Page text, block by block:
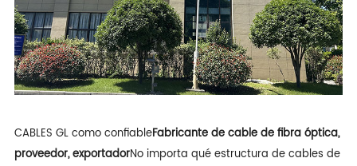
CABLES GL como confiableFabricante de cable de fibra óptica,
proveedor, exportadorNo importa qué estructura de cables de